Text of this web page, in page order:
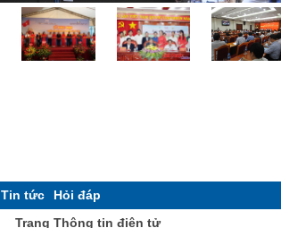
Tin tức
Hỏi đáp
Trang Thông tin điện tử